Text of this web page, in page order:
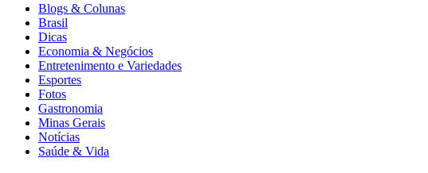
Blogs & Colunas
Brasil
Dicas
Economia & Negócios
Entretenimento e Variedades
Esportes
Fotos
Gastronomia
Minas Gerais
Notícias
Saúde & Vida